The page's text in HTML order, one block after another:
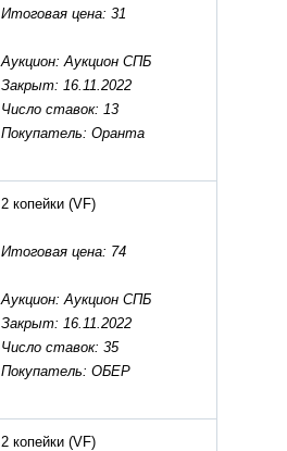
Итоговая цена: 31
Аукцион: Аукцион СПБ
Закрыт: 16.11.2022
Число ставок: 13
Покупатель: Оранта
2 копейки (VF)
Итоговая цена: 74
Аукцион: Аукцион СПБ
Закрыт: 16.11.2022
Число ставок: 35
Покупатель: ОБЕР
2 копейки (VF)